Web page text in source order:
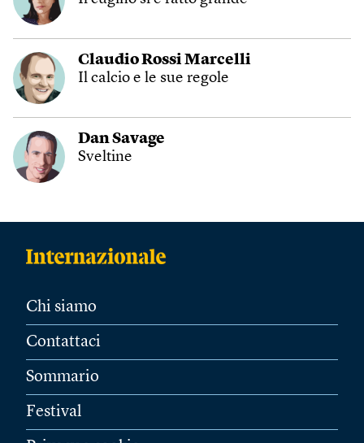
Claudio Rossi Marcelli
Il calcio e le sue regole
Dan Savage
Sveltine
Chi siamo
Contattaci
Sommario
Festival